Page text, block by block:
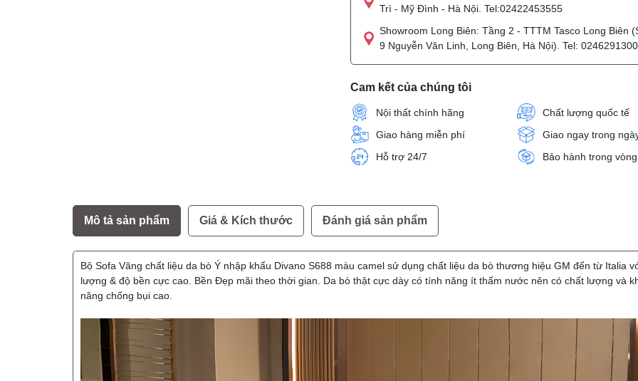
Trì - Mỹ Đình - Hà Nội. Tel:02422453555
Showroom Long Biên: Tầng 2 - TTTM Tasco Long Biên
9 Nguyễn Văn Linh, Long Biên, Hà Nội). Tel:
Cam kết của chúng tôi
Nội thất chính hãng
Chất lượng quốc tế
Giao hàng miễn phí
Giao ngay trong
Hỗ trợ 24/7
Bảo hành trong
Mô tả sản phẩm Giá & Kích thước Đánh giá sản phẩm
Bộ Sofa Văng chất liệu da bò Ý nhập khẩu Divano S688 màu camel sử dụng chất liệu da bò thương hiệu GM đến từ Italia
lượng & độ bền cực cao. Bền Đẹp mãi theo thời gian. Da bò thật cực dày có tính năng ít thấm nước nên có chất lượng và
năng chống bụi cao.